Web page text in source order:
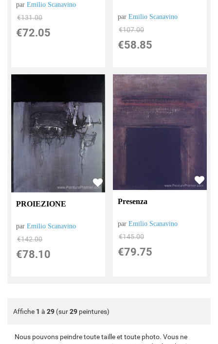
parEmilio Scanavino
€131.00
€72.05
parEmilio Scanavino
€107.00
€58.85
PROIEZIONE
parEmilio Scanavino
€142.00
€78.10
Presenza
parEmilio Scanavino
€145.00
€79.75
Affiche 1 à 29 (sur29 peintures)
Nous pouvons peindre toute taille et toute photo. Vous ne